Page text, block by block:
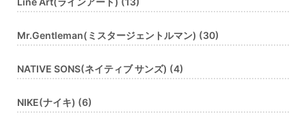
Mr.Gentleman(ミスタージェントルマン) (30)
NATIVE SONS(ネイティブ サンズ) (4)
NIKE(ナイキ) (6)